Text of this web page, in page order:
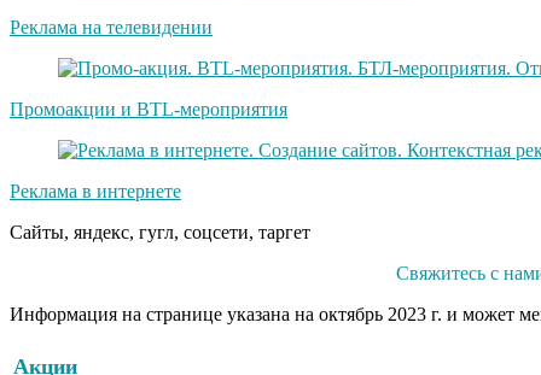
Реклама на телевидении
Промоакции и BTL-мероприятия
Реклама в интернете
Сайты, яндекс, гугл, соцсети, таргет
Свяжитесь с
Информация на странице указана на октябрь 2023 г. и может
Акции